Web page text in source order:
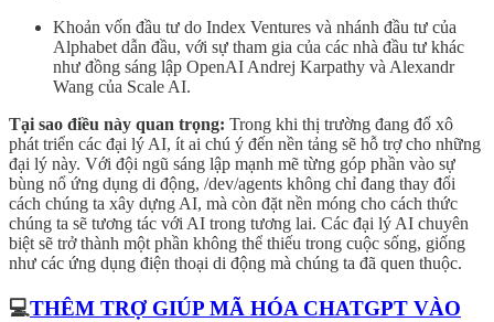
Khoản vốn đầu tư do Index Ventures và nhánh đầu tư của
Alphabet dẫn đầu, với sự tham gia của các nhà đầu tư khác
như đồng sáng lập OpenAI Andrej Karpathy và Alexandr
Wang của Scale AI.
Tại sao điều này quan trọng: Trong khi thị trường đang đổ xô
phát triển các đại lý AI, ít ai chú ý đến nền tảng sẽ hỗ trợ cho những
đại lý này. Với đội ngũ sáng lập mạnh mẽ từng góp phần vào sự
bùng nổ ứng dụng di động, /dev/agents không chỉ đang thay đổi
cách chúng ta xây dựng AI, mà còn đặt nền móng cho cách thức
chúng ta sẽ tương tác với AI trong tương lai. Các đại lý AI chuyên
biệt sẽ trở thành một phần không thể thiếu trong cuộc sống, giống
như các ứng dụng điện thoại di động mà chúng ta đã quen thuộc.
💻THÊM TRỢ GIÚP MÃ HÓA CHATGPT VÀO